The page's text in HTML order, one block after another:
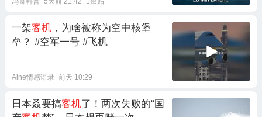
一架客机 ，为啥被称为空中核堡
垒？ #空军一号 #飞机
Aine情感语录 前天 10:29
日本叒要搞客机了！两次失败的“国